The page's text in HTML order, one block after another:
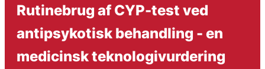
Rutinebrug af CYP-test ved
antipsykotisk behandling - en
medicinsk teknologivurdering